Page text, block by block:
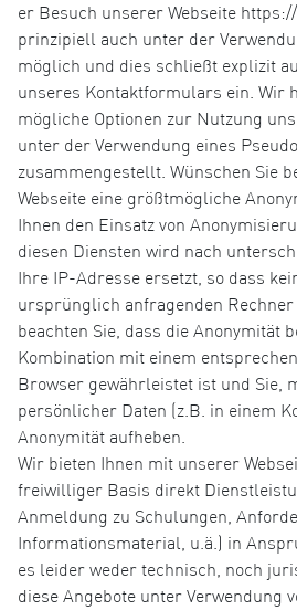
er Besuch unserer Webseite
prinzipiell auch unter der
möglich und dies schließt explizit
unseres Kontaktformulars ein. Wir
mögliche Optionen zur Nutzung
unter der Verwendung eines
zusammengestellt. Wünschen Sie
Webseite eine größtmögliche
Ihnen den Einsatz von
diesen Diensten wird nach
Ihre IP-Adresse ersetzt, so dass
ursprünglich anfragenden
beachten Sie, dass die Anonymität
Kombination mit einem
Browser gewährleistet ist und Sie,
persönlicher Daten (z.B. in einem
Anonymität aufheben.
Wir bieten Ihnen mit unserer
freiwilliger Basis direkt
Anmeldung zu Schulungen,
Informationsmaterial, u.ä.) in
es leider weder technisch, noch
diese Angebote unter Verwendung